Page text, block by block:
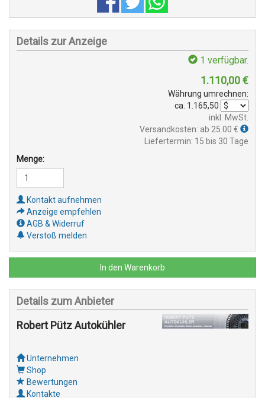
Details zur Anzeige
1 verfügbar.
1.110,00€
Währung umrechnen:
ca. 1.165,50
inkl. MwSt.
Versandkosten: ab 25.00 €
Liefertermin: 15 bis 30 Tage
Menge:
Kontakt aufnehmen
Anzeige empfehlen
AGB & Widerruf
Verstoß melden
In den Warenkorb
Details zum Anbieter
Robert Pütz Autokühler
Unternehmen
Shop
Bewertungen
Kontakte